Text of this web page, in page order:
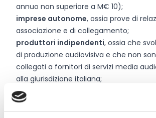
annuo non superiore a M€ 10);
imprese autonome, ossia prove di
associazione e di collegamento;
produttori indipendenti, ossia che
di produzione audiovisiva e che non
collegati a fornitori di servizi media
alla giurisdizione italiana;
iscritte al Registro delle Imprese presso
Commercio competente per territorio